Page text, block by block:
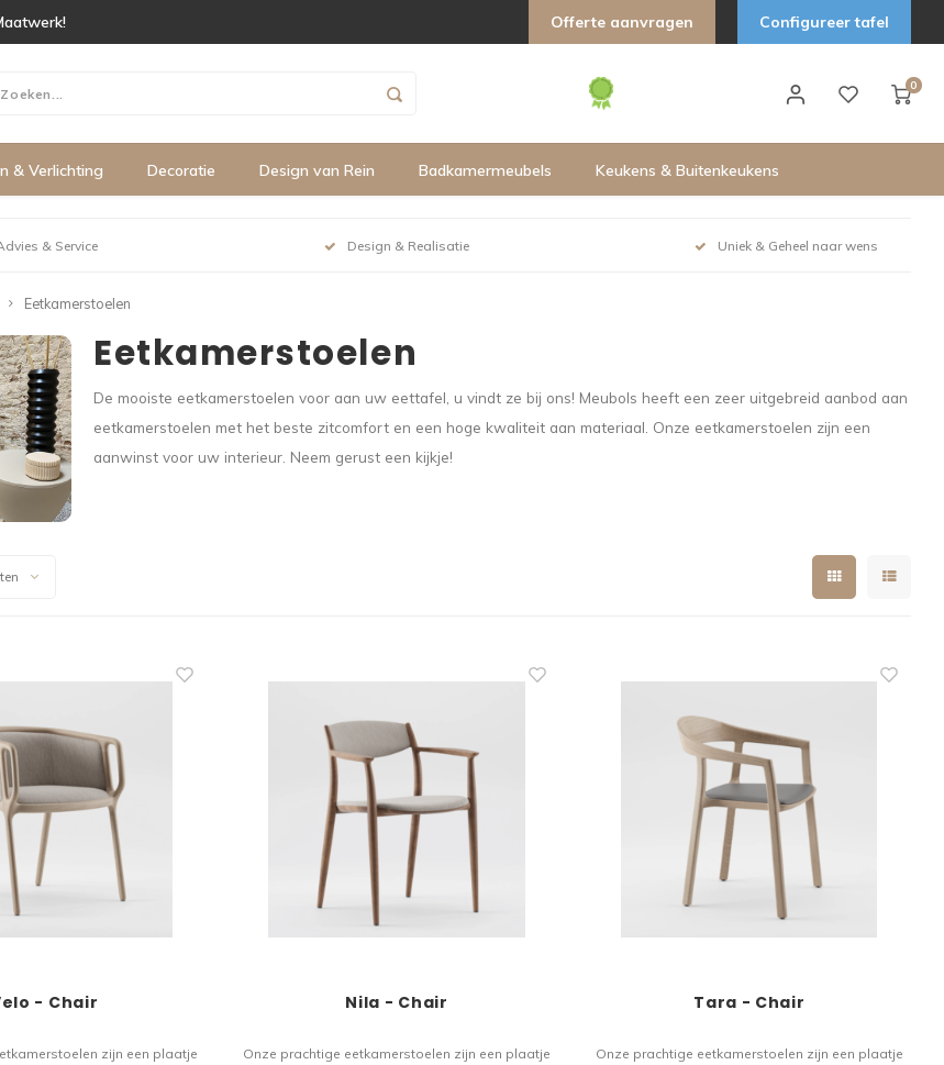
Offerte aanvragen Configureer tafel
0
& Verlichting Decoratie Design van Rein Badkamermeubels Keukens & Buitenkeukens
& Service Design & Realisatie Uniek & Geheel naar wens
Eetkamerstoelen
Eetkamerstoelen
De mooiste eetkamerstoelen voor aan uw eettafel, u vindt ze bij ons! Meubols heeft een zeer uitgebreid aanbod aan
eetkamerstoelen met het beste zitcomfort en een hoge kwaliteit aan materiaal. Onze eetkamerstoelen zijn een
aanwinst voor uw interieur. Neem gerust een kijkje!
- Chair
zijn een plaatje
Nila - Chair
Onze prachtige eetkamerstoelen zijn een plaatje
Tara - Chair
Onze prachtige eetkamerstoelen zijn een plaatje